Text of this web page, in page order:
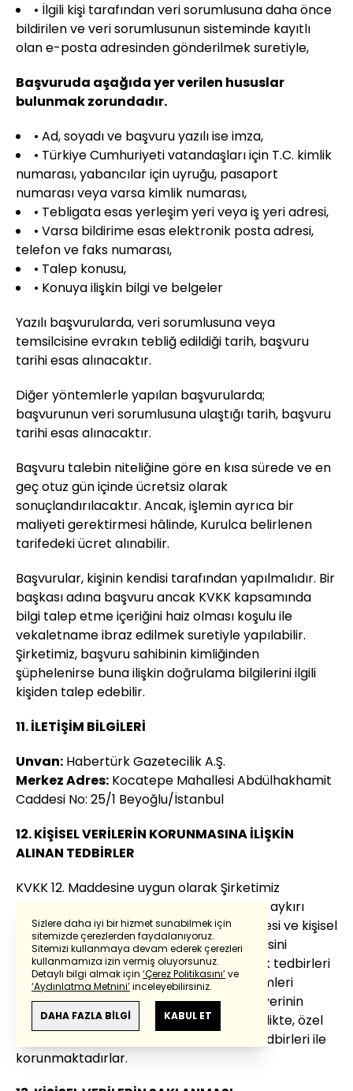
• İlgili kişi tarafından veri sorumlusuna daha önce
bildirilen ve veri sorumlusunun sisteminde kayıtlı
olan e-posta adresinden gönderilmek suretiyle,
Başvuruda aşağıda yer verilen hususlar
bulunmak zorundadır.
• Ad, soyadı ve başvuru yazılı ise imza,
• Türkiye Cumhuriyeti vatandaşları için T.C. kimlik
numarası, yabancılar için uyruğu, pasaport
numarası veya varsa kimlik numarası,
• Tebligata esas yerleşim yeri veya iş yeri adresi,
• Varsa bildirime esas elektronik posta adresi,
telefon ve faks numarası,
• Talep konusu,
• Konuya ilişkin bilgi ve belgeler
Yazılı başvurularda, veri sorumlusuna veya
temsilcisine evrakın tebliğ edildiği tarih, başvuru
tarihi esas alınacaktır.
Diğer yöntemlerle yapılan başvurularda;
başvurunun veri sorumlusuna ulaştığı tarih, başvuru
tarihi esas alınacaktır.
Başvuru talebin niteliğine göre en kısa sürede ve en
geç otuz gün içinde ücretsiz olarak
sonuçlandırılacaktır. Ancak, işlemin ayrıca bir
maliyeti gerektirmesi hâlinde, Kurulca belirlenen
tarifedeki ücret alınabilir.
Başvurular, kişinin kendisi tarafından yapılmalıdır. Bir
başkası adına başvuru ancak KVKK kapsamında
bilgi talep etme içeriğini haiz olması koşulu ile
vekaletname ibraz edilmek suretiyle yapılabilir.
Şirketimiz, başvuru sahibinin kimliğinden
şüphelenirse buna ilişkin doğrulama bilgilerini ilgili
kişiden talep edebilir.
11. İLETİŞİM BİLGİLERİ
Unvan: Habertürk Gazetecilik A.Ş.
Merkez Adres: Kocatepe Mahallesi Abdülhakhamit
Caddesi No: 25/1 Beyoğlu/İstanbul
12. KİŞİSEL VERİLERİN KORUNMASINA İLİŞKİN
ALINAN TEDBİRLER
KVKK 12. Maddesine uygun olarak Şirketimiz
tarafından işlenen kişisel verilerin hukuka aykırı
olarak işlenmesinin, erişilmesinin önlenmesi ve kişisel
verilerin güvenli şekilde muhafaza edilmesini
sağlamak amacıyla gerekli idari ve teknik tedbirleri
almakta ve bu kapsamda gerekli denetimleri
yapmakta ve/veya yaptırmaktır. Kişisel verinin
mahiyetine uygun tedbirler alınmakla birlikte, özel
nitelikli kişisel veriler daha sıkı güvenlik tedbirleri ile
korunmaktadırlar.
Sizlere daha iyi bir hizmet sunabilmek için
sitemizde çerezlerden faydalanıyoruz.
Sitemizi kullanmaya devam ederek çerezleri
kullanmamıza izin vermiş oluyorsunuz.
Detaylı bilgi almak için ‘Çerez Politikasını’ve
‘Aydınlatma Metnini’inceleyebilirsiniz.
DAHA FAZLA BİLGİ KABUL ET